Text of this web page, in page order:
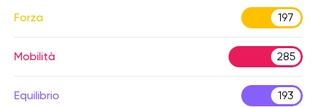
Forza 197
Mobilità 285
Equilibrio 193